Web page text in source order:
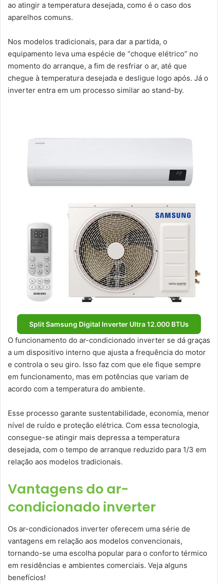
ao atingir a temperatura desejada, como é o caso dos
aparelhos comuns.
Nos modelos tradicionais, para dar a partida, o
equipamento leva uma espécie de “choque elétrico” no
momento do arranque, a fim de resfriar o ar, até que
chegue à temperatura desejada e desligue logo após. Já o
inverter entra em um processo similar ao stand-by.
Split Samsung Digital Inverter Ultra 12.000 BTUs
O funcionamento do ar-condicionado inverter se dá graças
a um dispositivo interno que ajusta a frequência do motor
e controla o seu giro. Isso faz com que ele fique sempre
em funcionamento, mas em potências que variam de
acordo com a temperatura do ambiente.
Esse processo garante sustentabilidade, economia, menor
nível de ruído e proteção elétrica. Com essa tecnologia,
consegue-se atingir mais depressa a temperatura
desejada, com o tempo de arranque reduzido para 1/3 em
relação aos modelos tradicionais.
Vantagens do ar-
condicionado inverter
Os ar-condicionados inverter oferecem uma série de
vantagens em relação aos modelos convencionais,
tornando-se uma escolha popular para o conforto térmico
em residências e ambientes comerciais. Veja alguns
benefícios!